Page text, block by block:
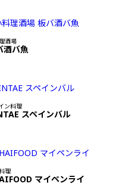
酒場
酒バ魚
ン料理
スペインバル
理
マイペンライ